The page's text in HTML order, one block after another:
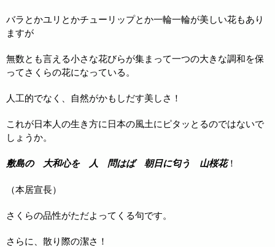
バラとかユリとかチューリップとか一輪一輪が美しい花もあり
ますが
無数とも言える小さな花びらが集まって一つの大きな調和を保
ってさくらの花になっている。
人工的でなく、自然がかもしだす美しさ！
これが日本人の生き方に日本の風土にピタッとるのではないで
しょうか。
敷島の 大和心を 人 問はば 朝日に匂う 山桜花！
（本居宣長）
さくらの品性がただよってくる句です。
さらに、散り際の潔さ！